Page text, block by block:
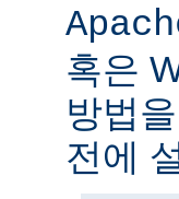
혹은
방법
전에